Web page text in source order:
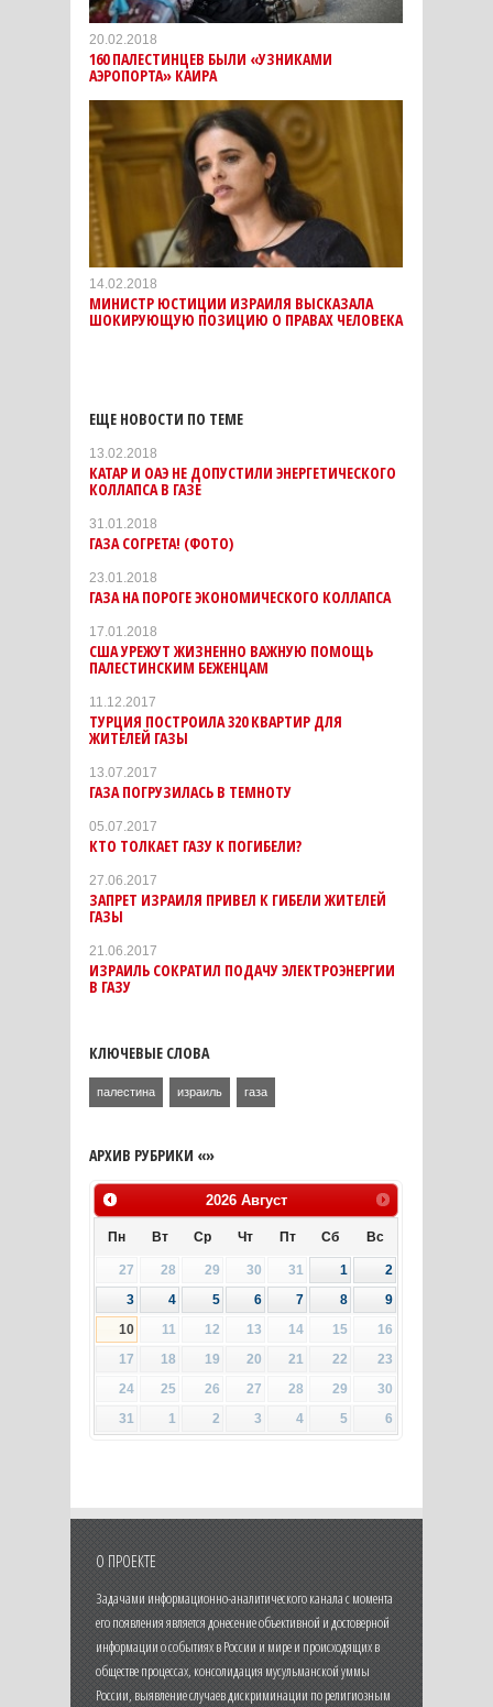
20.02.2018
160 ПАЛЕСТИНЦЕВ БЫЛИ «УЗНИКАМИ
АЭРОПОРТА» КАИРА
14.02.2018
МИНИСТР ЮСТИЦИИ ИЗРАИЛЯ ВЫСКАЗАЛА
ШОКИРУЮЩУЮ ПОЗИЦИЮ О ПРАВАХ ЧЕЛОВЕКА
ЕЩЕ НОВОСТИ ПО ТЕМЕ
13.02.2018
КАТАР И ОАЭ НЕ ДОПУСТИЛИ ЭНЕРГЕТИЧЕСКОГО
КОЛЛАПСА В ГАЗЕ
31.01.2018
ГАЗА СОГРЕТА! (ФОТО)
23.01.2018
ГАЗА НА ПОРОГЕ ЭКОНОМИЧЕСКОГО КОЛЛАПСА
17.01.2018
США УРЕЖУТ ЖИЗНЕННО ВАЖНУЮ ПОМОЩЬ
ПАЛЕСТИНСКИМ БЕЖЕНЦАМ
11.12.2017
ТУРЦИЯ ПОСТРОИЛА 320 КВАРТИР ДЛЯ
ЖИТЕЛЕЙ ГАЗЫ
13.07.2017
ГАЗА ПОГРУЗИЛАСЬ В ТЕМНОТУ
05.07.2017
КТО ТОЛКАЕТ ГАЗУ К ПОГИБЕЛИ?
27.06.2017
ЗАПРЕТ ИЗРАИЛЯ ПРИВЕЛ К ГИБЕЛИ ЖИТЕЛЕЙ
ГАЗЫ
21.06.2017
ИЗРАИЛЬ СОКРАТИЛ ПОДАЧУ ЭЛЕКТРОЭНЕРГИИ
В ГАЗУ
КЛЮЧЕВЫЕ СЛОВА
палестина израиль газа
АРХИВ РУБРИКИ «»
2026 Август
Пн Вт Ср Чт Пт Сб Вс
27 28 29 30 31 1
2
3
4 5 6 7 8
9
10
11 12 13 14 15
16
17
18 19 20 21 22
23
24
25 26 27 28 29
30
31
1 2 3 4 5 6
О ПРОЕКТЕ
Задачами информационно-аналитического канала с момента
его появления является донесение объективной и достоверной
информации о событиях в России и мире и происходящих в
обществе процессах, консолидация мусульманской уммы
России, выявление случаев дискриминации по религиозным